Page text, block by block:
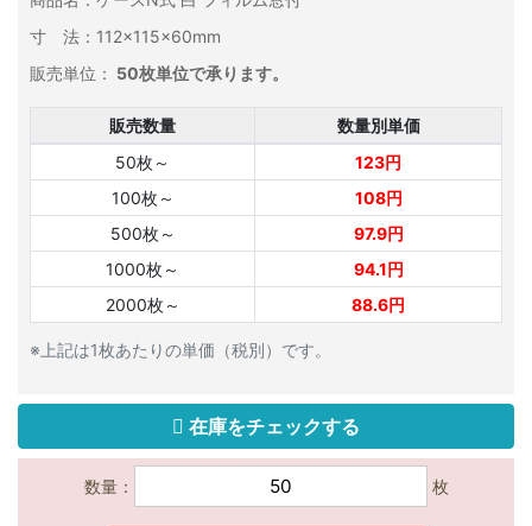
寸 法：112×115×60mm
販売単位： 50枚単位で承ります。
※上記は1枚あたりの単価（税別）です。
販売数量
数量別単価
50枚～
123円
100枚～
108円
500枚～
97.9円
1000枚～
94.1円
2000枚～
88.6円
在庫をチェックする
数量： 枚